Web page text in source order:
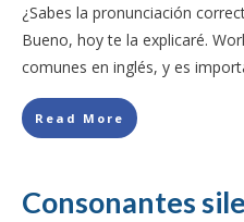
¿Sabes la pronunciación
Bueno, hoy te la explicaré.
comunes en inglés, y es
Read More
Consonantes